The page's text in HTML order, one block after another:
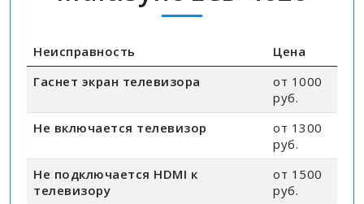
Неисправность
Цена
Гаснет экран телевизора
от 1000
руб.
Не включается телевизор
от 1300
руб.
Не подключается HDMI к
телевизору
от 1500
руб.